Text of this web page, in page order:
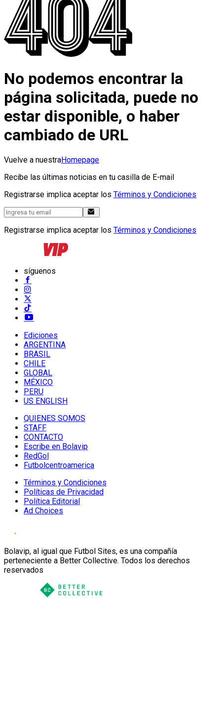
No podemos encontrar la
página solicitada, puede no
estar disponible, o haber
cambiado de URL
Vuelve a nuestraHomepage
Recibe las últimas noticias en tu casilla de E-mail
Registrarse implica aceptar los Términos y Condiciones
Registrarse implica aceptar los Términos y Condiciones
síguenos
Ediciones
ARGENTINA
BRASIL
CHILE
GLOBAL
MÉXICO
PERU
US ENGLISH
QUIENES SOMOS
STAFF
CONTACTO
Escribe en Bolavip
RedGol
Futbolcentroamerica
Términos y Condiciones
Políticas de Privacidad
Política Editorial
Ad Choices
Bolavip, al igual que Futbol Sites, es una compañía
perteneciente a Better Collective. Todos los derechos
reservados